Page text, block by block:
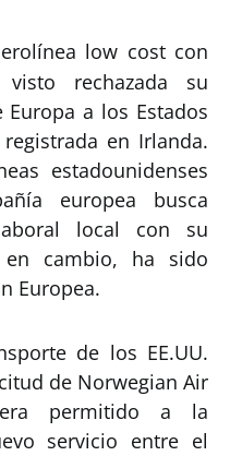
low cost con
rechazada su
a los Estados
en Irlanda.
estadounidenses
europea busca
local con su
en cambio, ha sido
Europea.
de los EE.UU.
de Norwegian Air
permitido a la
servicio entre el